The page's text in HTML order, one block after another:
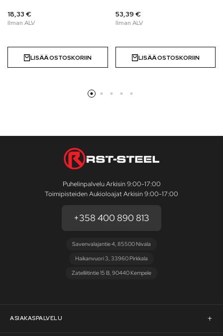
18,33 €
LISÄÄ OSTOSKORIIN
53,39 €
LISÄÄ OSTOSKORIIN
Puhelinpalvelu Arkisin 9:00-17:00
Toimipisteiden Aukioloajat Arkisin 9:00-17:00
+358 400 890 813
Savenvalajantie 4, 85500 Nivala
Haikanvuori 3, 33960 Pirkkala
Zatelliitintie 15 B, 90440 Kempele
ASIAKASPALVELU